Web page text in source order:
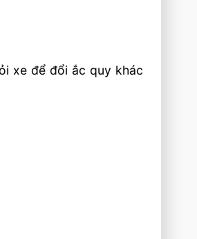
xe để đổi ắc quy khác